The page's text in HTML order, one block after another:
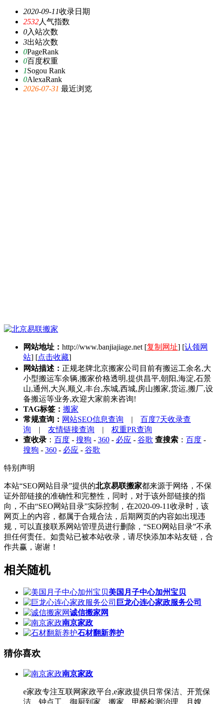
2020-09-11收录日期
2532人气指数
0入站次数
3出站次数
0PageRank
0百度权重
1Sogou Rank
0AlexaRank
2026-07-31 最近浏览
网站地址： http://www.banjiajiage.net [复制网址] [认领网
站] [点击收藏]
网站描述： 正规老牌北京搬家公司目前有搬运工余名,大
小型搬运车余辆,搬家价格透明,提供昌平,朝阳,海淀,石景
山,通州,大兴,顺义,丰台,东城,西城,房山搬家,货运,搬厂,设
备搬运等业务,欢迎大家前来咨询!
TAG标签： 搬家
常规查询： 网站SEO信息查询 | 百度7天收录查
询 | 友情链接查询 | 权重PR查询
查收录 ： 百度 - 搜狗 - 360 - 必应 - 谷歌 查搜索 ： 百度 -
搜狗 - 360 - 必应 - 谷歌
特别声明
本站“SEO网站目录”提供的北京易联搬家都来源于网络，不保
证外部链接的准确性和完整性，同时，对于该外部链接的指
向，不由“SEO网站目录”实际控制，在2020-09-11收录时，该
网页上的内容，都属于合规合法，后期网页的内容如出现违
规，可以直接联系网站管理员进行删除，“SEO网站目录”不承
担任何责任。如贵站已被本站收录，请尽快添加本站友链，合
作共赢，谢谢！
相关随机
美国月子中心加州宝贝
巨龙心连心家政服务公司
诚信搬家网
南京家政
石材翻新养护
猜你喜欢
南京家政
e家政专注互联网家政平台,e家政提供日常保洁、开荒保
洁、钟点工、御厨到家、搬家、甲醛检测治理、月嫂、